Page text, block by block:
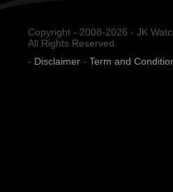
Copyright - 2008-2026 - JK
All Rights Reserved.
- Disclaimer - Term and